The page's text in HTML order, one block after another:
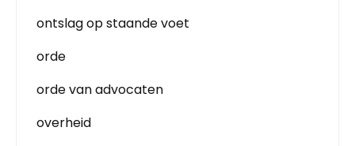
ontslag op staande voet
orde
orde van advocaten
overheid